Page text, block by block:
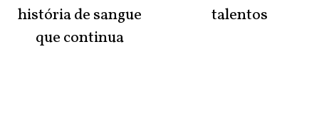
história de sangue
que continua
talentos